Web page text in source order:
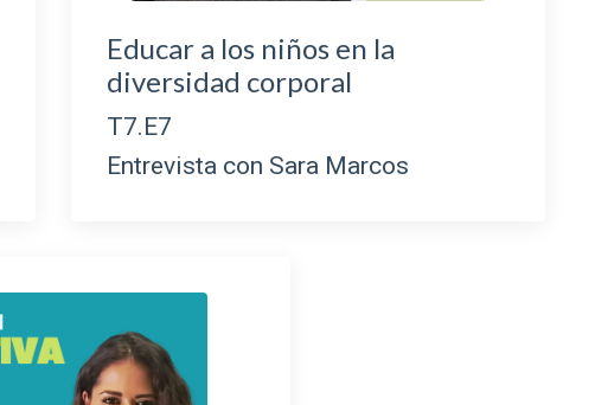
Educar a los niños en la
diversidad corporal
T7.E7
Entrevista con Sara Marcos